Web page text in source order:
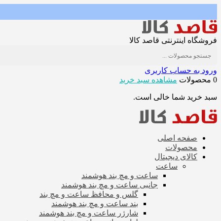
فروشگاه اینترنتی قاصد کالا
ورود به حساب کاربری
0 محصولات
مشاهده سبد خرید
سبد خرید شما خالی است.
صفحه اصلی
محصولات
کالای دیجیتال
ساعت
ساعت و مچ بند هوشمند
جانبی ساعت و مچ بند هوشمند
گلس و محافظ ساعت و مچ بند
بند ساعت و مچ بند هوشمند
شارژر ساعت و مچ بند هوشمند